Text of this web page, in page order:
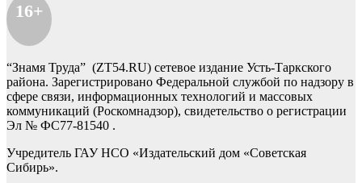
16+
“Знамя Труда” (ZT54.RU) сетевое издание Усть-Таркского
района. Зарегистрировано Федеральной службой по надзору в
сфере связи, информационных технологий и массовых
коммуникаций (Роскомнадзор), свидетельство о регистрации
Эл № ФС77-81540 .
Учредитель ГАУ НСО «Издательский дом «Советская
Сибирь».